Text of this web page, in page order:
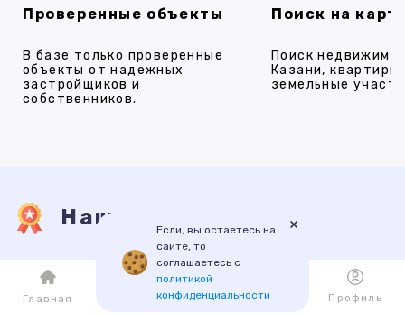
Проверенные объекты
В базе только проверенные
объекты от надежных
застройщиков и
собственников.
Поиск на
Поиск
Казани,
земельные
Наши услуги
ПРОДАЖА АРЕНДА НОВОСТРОЙКИ ИПОТЕКА
Если, вы остаетесь на
сайте, то
соглашаетесь с
политикой
конфиденциальности
×
Главная Каталог Избранное Профиль